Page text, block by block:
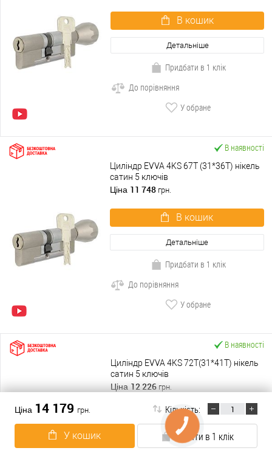
Ціна 14 179 грн. Кількість:
У кошик Купити в 1 клік
В кошик
Детальніше
Придбати в 1 клік
До порівняння
У обране
В наявності
Циліндр EVVA 4KS 67T (31*36T) нікель
сатин 5 ключів
Ціна 11 748 грн.
В кошик
Детальніше
Придбати в 1 клік
До порівняння
У обране
В наявності
Циліндр EVVA 4KS 72Т(31*41T) нікель
сатин 5 ключів
Ціна 12 226грн.
В кошик
Детальніше